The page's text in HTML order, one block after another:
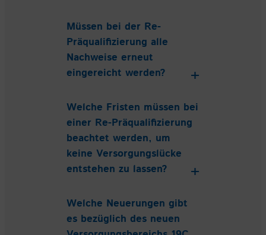
Müssen bei der Re-
Präqualifizierung alle
Nachweise erneut
eingereicht werden?
Welche Fristen müssen bei
einer Re-Präqualifizierung
beachtet werden, um
keine Versorgungslücke
entstehen zu lassen?
Welche Neuerungen gibt
es bezüglich des neuen